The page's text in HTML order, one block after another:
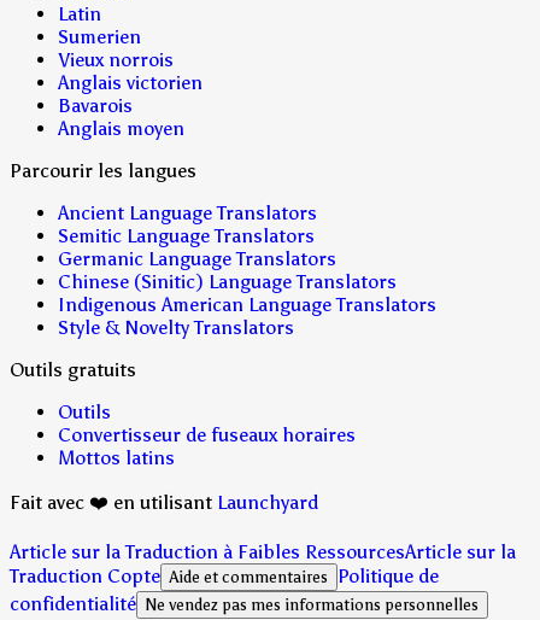
Latin
Sumerien
Vieux norrois
Anglais victorien
Bavarois
Anglais moyen
Parcourir les langues
Ancient Language Translators
Semitic Language Translators
Germanic Language Translators
Chinese (Sinitic) Language Translators
Indigenous American Language Translators
Style & Novelty Translators
Outils gratuits
Outils
Convertisseur de fuseaux horaires
Mottos latins
Fait avec ❤️ en utilisant Launchyard
Article sur la Traduction à Faibles RessourcesArticle sur la
Traduction Copte Aide et commentaires Politique de
confidentialité Ne vendez pas mes informations personnelles